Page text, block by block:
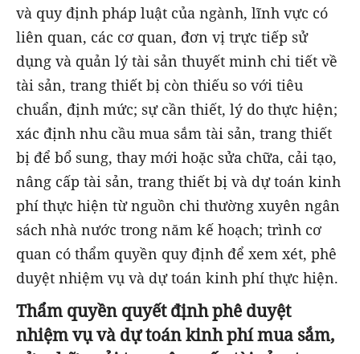
và quy định pháp luật của ngành, lĩnh vực có
liên quan, các cơ quan, đơn vị trực tiếp sử
dụng và quản lý tài sản thuyết minh chi tiết về
tài sản, trang thiết bị còn thiếu so với tiêu
chuẩn, định mức; sự cần thiết, lý do thực hiện;
xác định nhu cầu mua sắm tài sản, trang thiết
bị để bổ sung, thay mới hoặc sửa chữa, cải tạo,
nâng cấp tài sản, trang thiết bị và dự toán kinh
phí thực hiện từ nguồn chi thường xuyên ngân
sách nhà nước trong năm kế hoạch; trình cơ
quan có thẩm quyền quy định để xem xét, phê
duyệt nhiệm vụ và dự toán kinh phí thực hiện.
Thẩm quyền quyết định phê duyệt
nhiệm vụ và dự toán kinh phí mua sắm,